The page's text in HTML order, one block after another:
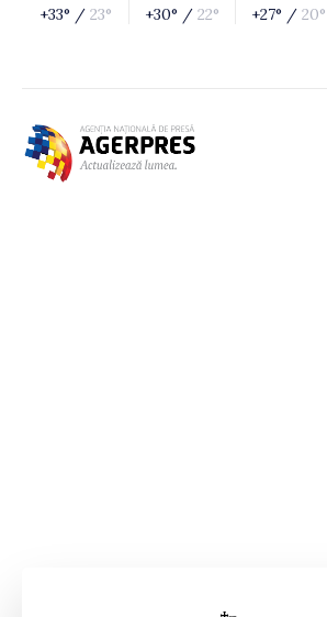
+33° / 23° +30° / 22° +27° / 20°